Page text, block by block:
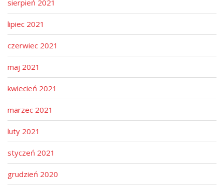
sierpień 2021
lipiec 2021
czerwiec 2021
maj 2021
kwiecień 2021
marzec 2021
luty 2021
styczeń 2021
grudzień 2020